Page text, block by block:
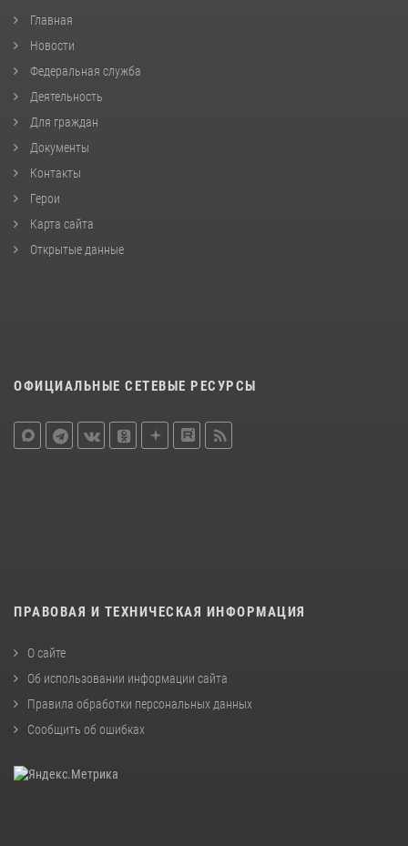
Главная
Новости
Федеральная служба
Деятельность
Для граждан
Документы
Контакты
Герои
Карта сайта
Открытые данные
ОФИЦИАЛЬНЫЕ СЕТЕВЫЕ РЕСУРСЫ
ПРАВОВАЯ И ТЕХНИЧЕСКАЯ ИНФОРМАЦИЯ
О сайте
Об использовании информации сайта
Правила обработки персональных данных
Сообщить об ошибках